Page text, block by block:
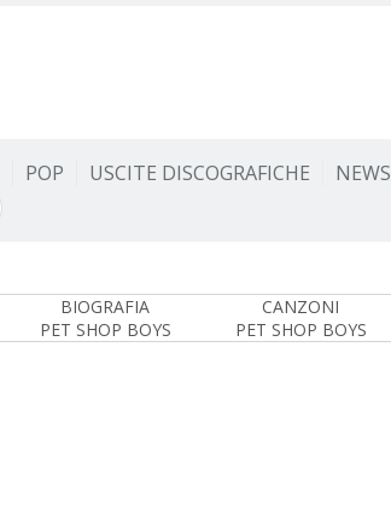
POP USCITE DISCOGRAFICHE NEWS
BIOGRAFIA
PET SHOP BOYS
CANZONI
PET SHOP BOYS